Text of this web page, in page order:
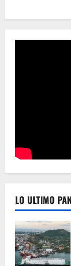
LO ULTIMO